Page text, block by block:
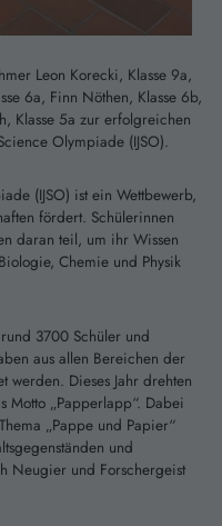
Leon Korecki, Klasse 9a,
6a, Finn Nöthen, Klasse 6b,
Klasse 5a zur erfolgreichen
Olympiade (IJSO).
(IJSO) ist ein Wettbewerb,
fördert. Schülerinnen
daran teil, um ihr Wissen
Chemie und Physik
3700 Schüler und
aus allen Bereichen der
werden. Dieses Jahr drehten
Motto „Papperlapp“. Dabei
„Pappe und Papier“
und
Neugier und Forschergeist